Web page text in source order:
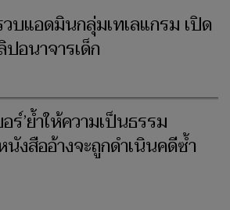
บแอดมินกลุ่มเทเลแกรม เปิด
อนาจารเด็ก
ร์’ย้ำให้ความเป็นธรรม
นังสืออ้างจะถูกดำเนินคดีซ้ำ